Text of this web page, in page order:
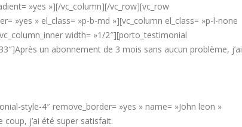
»yes »][/vc_column][/vc_row][vc_row
»yes » el_class= »p-b-md »][vc_column el_class= »p-l-none
width= »1/2″][porto_testimonial
un abonnement de 3 mois sans aucun problème, j’ai
style-4″ remove_border= »yes » name= »John leon »
j’ai été super satisfait.